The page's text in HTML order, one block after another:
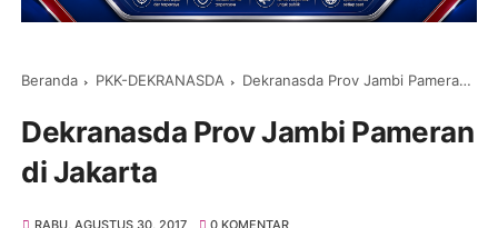
Beranda PKK-DEKRANASDA Dekranasda Prov Jambi Pameran di Jakarta
Dekranasda Prov Jambi Pameran
di Jakarta
RABU, AGUSTUS 30, 2017 0 KOMENTAR